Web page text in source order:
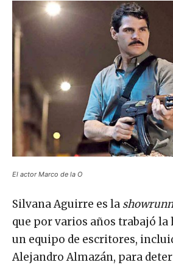
El actor Marco de la O
Silvana Aguirre es la
que por varios años trabajó
un equipo de escritores,
Alejandro Almazán, para